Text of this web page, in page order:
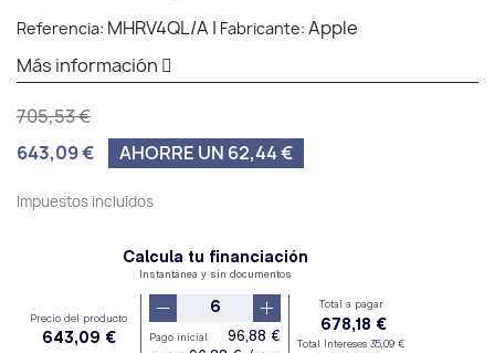
Referencia: MHRV4QL/A | Fabricante: Apple
Más información
705,53 €
643,09 €
AHORRE UN 62,44 €
Impuestos incluidos